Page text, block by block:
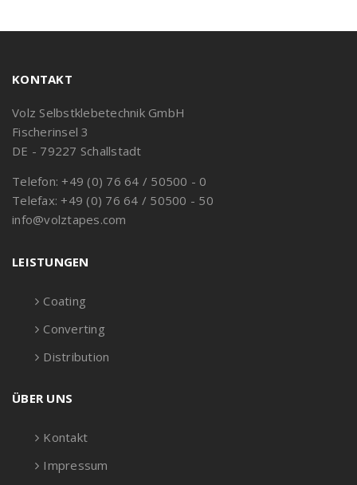
KONTAKT
Volz Selbstklebetechnik GmbH
Fischerinsel 3
DE - 79227 Schallstadt
Telefon: +49 (0) 76 64 / 50500 - 0
Telefax: +49 (0) 76 64 / 50500 - 50
info@volztapes.com
LEISTUNGEN
Coating
Converting
Distribution
ÜBER UNS
Kontakt
Impressum